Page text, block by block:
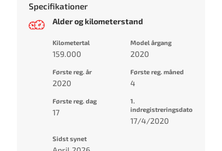
Specifikationer
Alder og kilometerstand
Kilometertal
159.000
Model årgang
2020
Første reg. år
2020
Første reg. måned
4
Første reg. dag
17
1.
indregistreringsdato
17/4/2020
Sidst synet